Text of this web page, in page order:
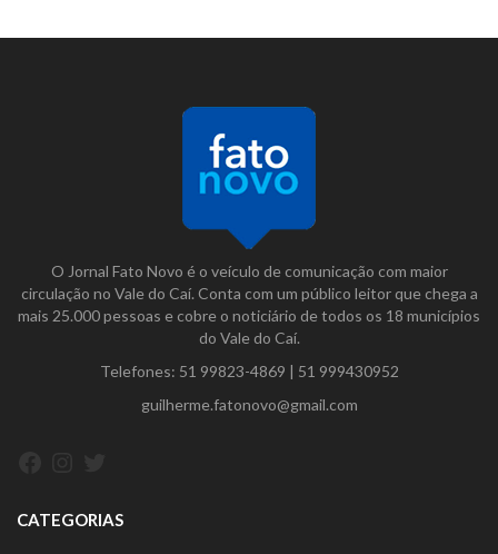
O Jornal Fato Novo é o veículo de comunicação com maior
circulação no Vale do Caí. Conta com um público leitor que chega a
mais 25.000 pessoas e cobre o noticiário de todos os 18 municípios
do Vale do Caí.
Telefones: 51 99823-4869 | 51 999430952
guilherme.fatonovo@gmail.com
CATEGORIAS